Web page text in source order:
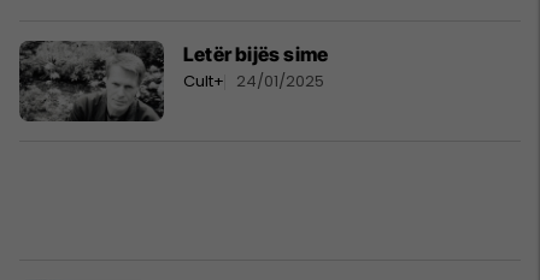
Letër bijës sime
Cult+ 24/01/2025